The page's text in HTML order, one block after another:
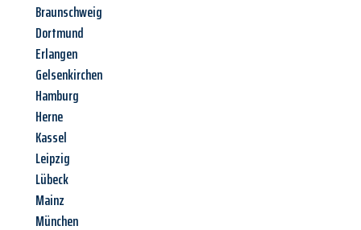
Braunschweig
Dortmund
Erlangen
Gelsenkirchen
Hamburg
Herne
Kassel
Leipzig
Lübeck
Mainz
München